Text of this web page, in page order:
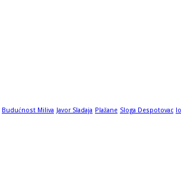
Budućnost Miliva Javor Sladaja Plažane Sloga Despotovac